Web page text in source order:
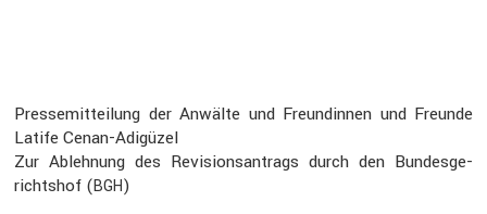
Presse­mit­tei­lung der Anwälte und Freun­dinnen und Freunde
Latife Cenan-Adigüzel
Zur Ableh­nung des Revisi­ons­an­trags durch den Bundes­ge­
richtshof (BGH)